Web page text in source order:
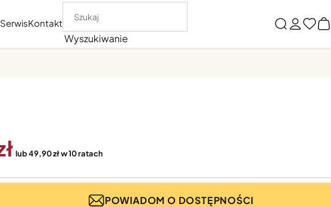
SerwisKontakt
Wyszukiwanie
lub 49,90 zł w 10 ratach
POWIADOM O DOSTĘPNOŚCI